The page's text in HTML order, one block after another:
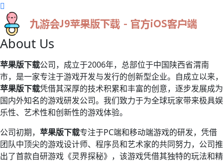
About Us
苹果版下载公司，成立于2006年，总部位于中国陕西省渭南
市，是一家专注于游戏开发与发行的创新型企业。自成立以来，
苹果版下载凭借其深厚的技术积累和丰富的创意，逐步发展成为
国内外知名的游戏研发公司。我们致力于为全球玩家带来极具娱
乐性、艺术性和创新性的游戏体验。
公司初期， 苹果版下载专注于PC端和移动端游戏的研发，凭借
团队中顶尖的游戏设计师、程序员和艺术家的共同努力，公司推
出了首款自研游戏《灵界探秘》，该游戏凭借其独特的玩法和精